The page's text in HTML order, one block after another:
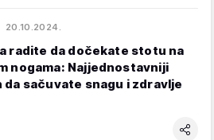
20.10.2024.
radite da dočekate stotu na
nogama: Najjednostavniji
da sačuvate snagu i zdravlje